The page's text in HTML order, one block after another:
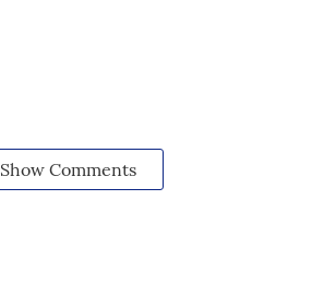
Show Comments